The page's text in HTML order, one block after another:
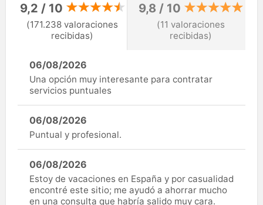
9,2 / 10
(171.238 valoraciones
recibidas)
9,8 / 10
(11 valoraciones
recibidas)
06/08/2026
Una opción muy interesante para contratar
servicios puntuales
06/08/2026
Puntual y profesional.
06/08/2026
Estoy de vacaciones en España y por casualidad
encontré este sitio; me ayudó a ahorrar mucho
en una consulta que habría salido muy cara.